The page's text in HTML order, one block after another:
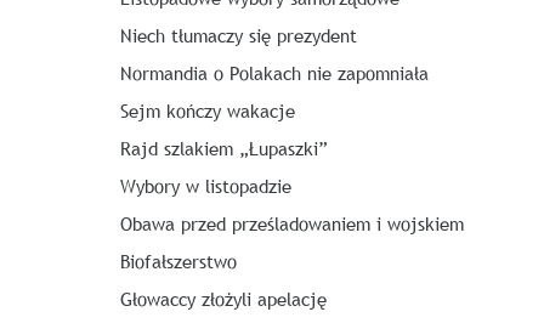
Niech tłumaczy się prezydent
Normandia o Polakach nie zapomniała
Sejm kończy wakacje
Rajd szlakiem „Łupaszki”
Wybory w listopadzie
Obawa przed prześladowaniem i wojskiem
Biofałszerstwo
Głowaccy złożyli apelację